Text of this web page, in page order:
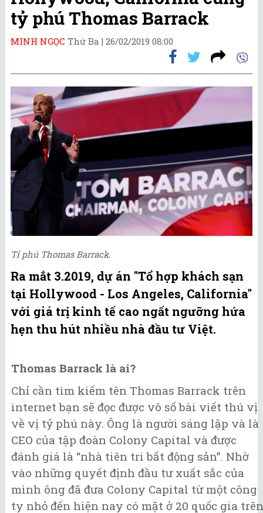
tỷ phú Thomas Barrack
MINH NGỌC Thứ Ba | 26/02/2019 08:00
Tỉ phú Thomas Barrack.
Ra mắt 3.2019, dự án "Tổ hợp khách sạn
tại Hollywood - Los Angeles, California"
với giá trị kinh tế cao ngất ngưỡng hứa
hẹn thu hút nhiều nhà đầu tư Việt.
Thomas Barrack là ai?
Chỉ cần tìm kiếm tên Thomas Barrack trên
internet bạn sẽ đọc được vô số bài viết thú vị
về vị tỷ phú này. Ông là người sáng lập và là
CEO của tập đoàn Colony Capital và được
đánh giá là “nhà tiên tri bất động sản”. Nhờ
vào những quyết định đầu tư xuất sắc của
mình ông đã đưa Colony Capital từ một công
ty nhỏ đến hiện nay có mặt ở 20 quốc gia trên